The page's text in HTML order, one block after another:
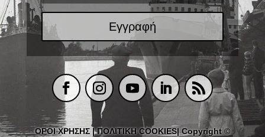
Εγγραφή
ΟΡΟΙ ΧΡΗΣΗΣ|ΠΟΛΙΤΙΚΗ COOKIES| Copyright ©